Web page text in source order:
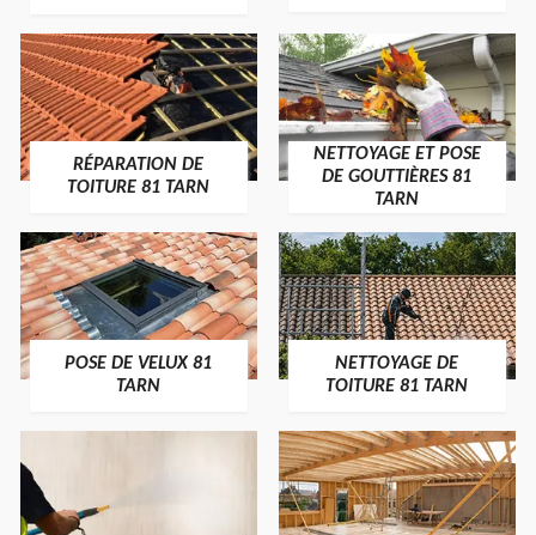
RÉPARATION DE
TOITURE 81 TARN
NETTOYAGE ET POSE
DE GOUTTIÈRES 81
TARN
POSE DE VELUX 81
TARN
NETTOYAGE DE
TOITURE 81 TARN